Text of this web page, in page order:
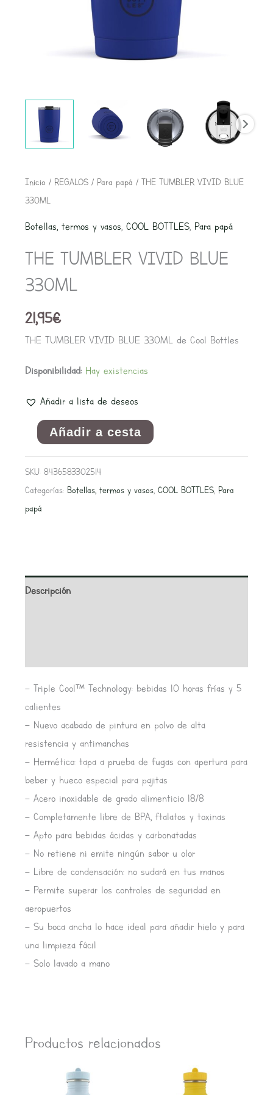
Inicio / REGALOS/ Para papá / THE TUMBLER VIVID BLUE
330ML
Botellas, termos y vasos, COOL BOTTLES, Para papá
THE TUMBLER VIVID BLUE
330ML
21,95€
THE TUMBLER VIVID BLUE 330ML de Cool Bottles
Disponibilidad: Hay existencias
Añadir a lista de deseos
THE
TUMBLER
330ML
Añadir a cesta
SKU: 8436583302514
Categorías: Botellas, termos y vasos, COOL BOTTLES, Para
papá
Descripción
– Triple Cool™ Technology: bebidas 10 horas frías y 5
calientes
– Nuevo acabado de pintura en polvo de alta
resistencia y antimanchas
– Hermético: tapa a prueba de fugas con apertura para
beber y hueco especial para pajitas
– Acero inoxidable de grado alimenticio 18/8
– Completamente libre de BPA, ftalatos y toxinas
– Apto para bebidas ácidas y carbonatadas
– No retiene ni emite ningún sabor u olor
– Libre de condensación: no sudará en tus manos
– Permite superar los controles de seguridad en
aeropuertos
– Su boca ancha lo hace ideal para añadir hielo y para
una limpieza fácil
– Solo lavado a mano
Productos relacionados